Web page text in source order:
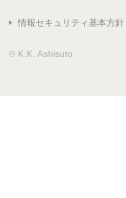
情報セキュリティ基本方針
© K.K. Ashisuto